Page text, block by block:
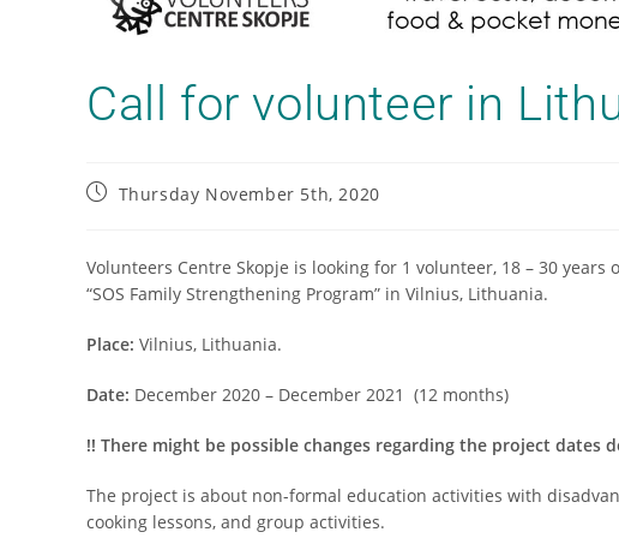
Call for volunteer in
Thursday November 5th, 2020
Volunteers Centre Skopje is looking for 1 volunteer, 18 – 30
“SOS Family Strengthening Program” in Vilnius, Lithuania.
Place: Vilnius, Lithuania.
Date: December 2020 – December 2021 (12 months)
!! There might be possible changes regarding the project dates
The project is about non-formal education activities with
cooking lessons, and group activities.